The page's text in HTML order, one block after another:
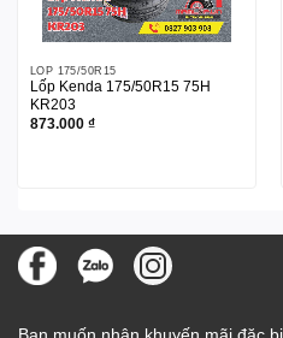
LỐP 175/50R15
Lốp Kenda 175/50R15 75H
KR203
873.000 ₫